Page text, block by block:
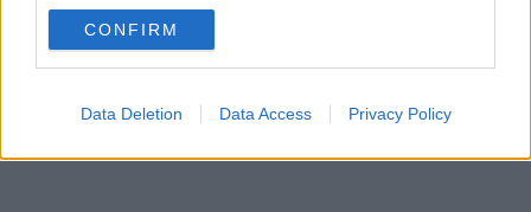
use your data for below specified purposes in below Google
consent section.
CONFIRM
Data Deletion Data Access Privacy Policy